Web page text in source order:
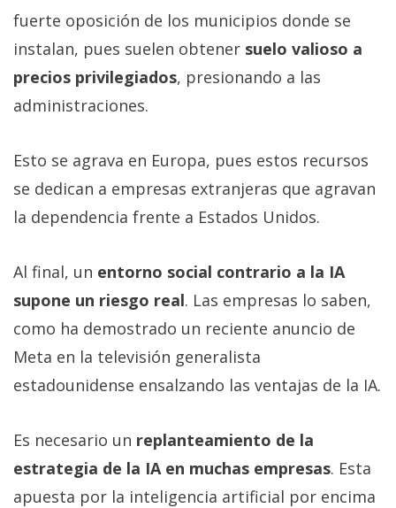
fuerte oposición de los municipios donde se
instalan, pues suelen obtener suelo valioso a
precios privilegiados, presionando a las
administraciones.
Esto se agrava en Europa, pues estos recursos
se dedican a empresas extranjeras que agravan
la dependencia frente a Estados Unidos.
Al final, un entorno social contrario a la IA
supone un riesgo real. Las empresas lo saben,
como ha demostrado un reciente anuncio de
Meta en la televisión generalista
estadounidense ensalzando las ventajas de la IA.
Es necesario un replanteamiento de la
estrategia de la IA en muchas empresas. Esta
apuesta por la inteligencia artificial por encima